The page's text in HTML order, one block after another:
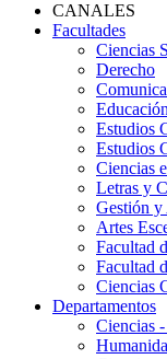
CANALES
Facultades
Ciencias
Derecho
Educación
Estudios
Estudios
Ciencias
Letras y
Gestión
Artes
Facultad
Facultad
Ciencias
Departamentos
Ciencias